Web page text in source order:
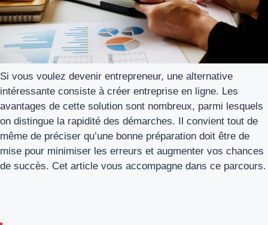
Si vous voulez devenir entrepreneur, une alternative
intéressante consiste à créer entreprise en ligne. Les
avantages de cette solution sont nombreux, parmi lesquels
on distingue la rapidité des démarches. Il convient tout de
même de préciser qu’une bonne préparation doit être de
mise pour minimiser les erreurs et augmenter vos chances
de succès. Cet article vous accompagne dans ce parcours.